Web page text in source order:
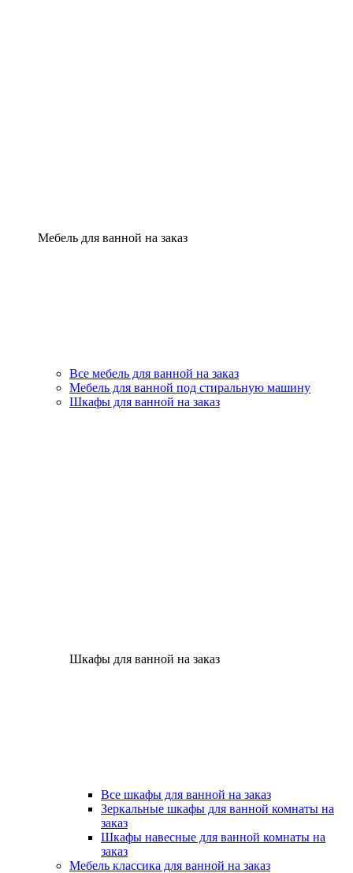
Мебель для ванной на заказ
Все мебель для ванной на заказ
Мебель для ванной под стиральную машину
Шкафы для ванной на заказ
Шкафы для ванной на заказ
Все шкафы для ванной на заказ
Зеркальные шкафы для ванной комнаты на
заказ
Шкафы навесные для ванной комнаты на
заказ
Мебель классика для ванной на заказ